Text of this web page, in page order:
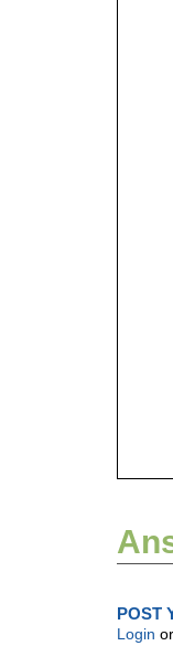
POST
Login or